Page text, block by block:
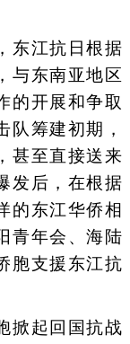
江抗日根据
与东南亚地区
的开展和争取
队筹建初期，
甚至直接送来
发后，在根据
的东江华侨相
青年会、海陆
胞支援东江抗
起回国抗战